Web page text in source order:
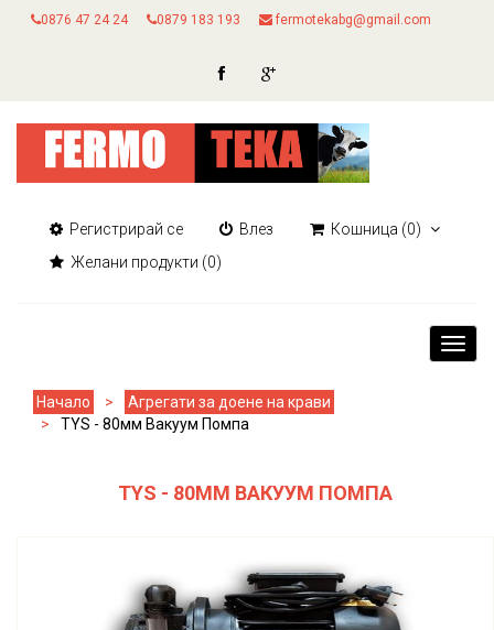
0876 47 24 24 0879 183 193 fermotekabg@gmail.com
Регистрирай се Влез Кошница (0)
Желани продукти (0)
Начало
Агрегати за доене на крави
TYS - 80мм Вакуум Помпа
TYS - 80ММ ВАКУУМ ПОМПА